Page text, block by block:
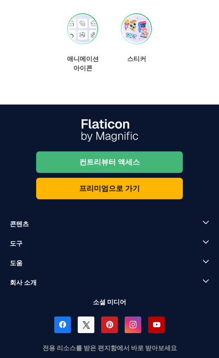
애니메이션
아이콘
스티커
컨트리뷰터 액세스
프리미엄으로 가기
콘텐츠
도구
도움
회사 소개
소셜 미디어
전용 리소스를 받은 편지함에서 바로 받아보세요